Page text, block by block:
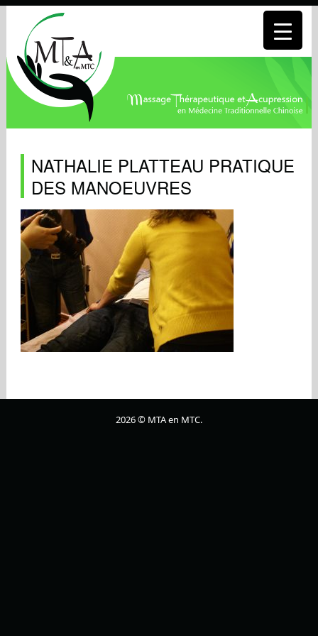
NATHALIE PLATTEAU PRATIQUE
DES MANOEUVRES
2026 © MTA en MTC.